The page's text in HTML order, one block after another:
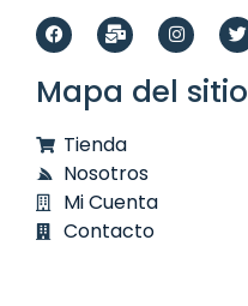
Mapa del sitio
Tienda
Nosotros
Mi Cuenta
Contacto